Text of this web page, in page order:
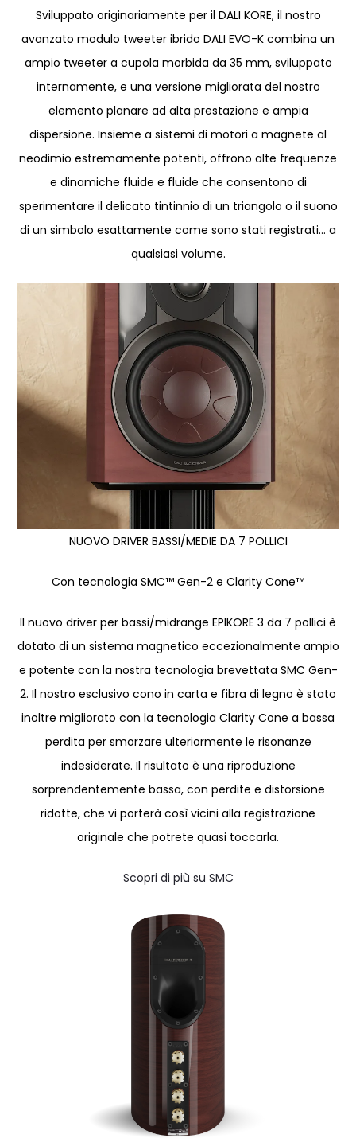
Sviluppato originariamente per il DALI KORE, il nostro
avanzato modulo tweeter ibrido DALI EVO-K combina un
ampio tweeter a cupola morbida da 35 mm, sviluppato
internamente, e una versione migliorata del nostro
elemento planare ad alta prestazione e ampia
dispersione. Insieme a sistemi di motori a magnete al
neodimio estremamente potenti, offrono alte frequenze
e dinamiche fluide e fluide che consentono di
sperimentare il delicato tintinnio di un triangolo o il suono
di un simbolo esattamente come sono stati registrati… a
qualsiasi volume.
NUOVO DRIVER BASSI/MEDIE DA 7 POLLICI
Con tecnologia SMC™ Gen-2 e Clarity Cone™
Il nuovo driver per bassi/midrange EPIKORE 3 da 7 pollici è
dotato di un sistema magnetico eccezionalmente ampio
e potente con la nostra tecnologia brevettata SMC Gen-
2. Il nostro esclusivo cono in carta e fibra di legno è stato
inoltre migliorato con la tecnologia Clarity Cone a bassa
perdita per smorzare ulteriormente le risonanze
indesiderate. Il risultato è una riproduzione
sorprendentemente bassa, con perdite e distorsione
ridotte, che vi porterà così vicini alla registrazione
originale che potrete quasi toccarla.
Scopri di più su SMC